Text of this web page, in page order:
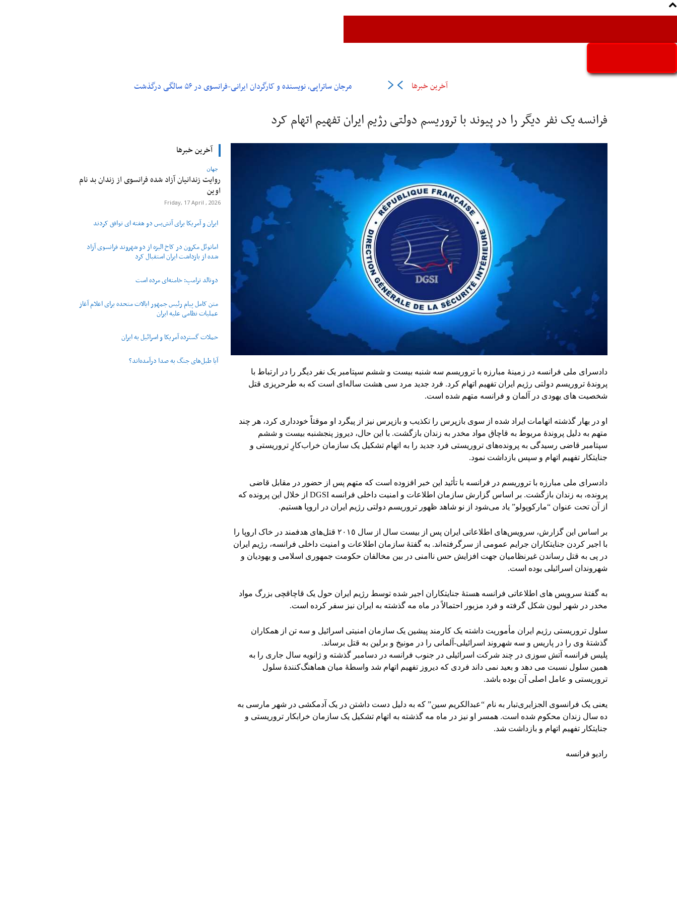
آخرین خبرها مرجان ساتراپی، نویسنده و کارگردان ایرانی-فرانسوی در ۵۶ سالگی درگذشت
فرانسه یک نفر دیگر را در پیوند با تروریسم دولتی رژیم ایران تفهیم اتهام کرد
دادسرای ملی فرانسه در زمینۀ مبارزه با تروریسم سه شنبه بیست و ششم سپتامبر یک نفر دیگر را در ارتباط با
پروندۀ تروریسم دولتی رژیم ایران تفهیم اتهام کرد. فرد جدید مرد سی هشت ساله‌ای است که به طرحریزی قتل
شخصیت های یهودی در آلمان و فرانسه متهم شده است.
او در بهار گذشته اتهامات ایراد شده از سوی بازپرس را تکذیب و بازپرس نیز از پیگرد او موقتاً خودداری کرد، هر چند
متهم به دلیل پروندۀ مربوط به قاچاق مواد مخدر به زندان بازگشت. با این حال، دیروز پنجشنبه بیست و ششم
سپتامبر قاضی رسیدگی به پرونده‌های تروریستی فرد جدید را به اتهام تشکیل یک سازمان خراب‌کارِ تروریستی و
جنایتکار تفهیم اتهام و سپس بازداشت نمود.
دادسرای ملی مبارزه با تروریسم در فرانسه با تأئید این خبر افزوده است که متهم پس از حضور در مقابل قاضی
پرونده، به زندان بازگشت. بر اساس گزارش سازمان اطلاعات و امنیت داخلی فرانسه DGSI از خلال این پرونده که
از آن تحت عنوان “مارکوپولو” یاد می‌شود از نو شاهد ظهور تروریسم دولتی رژیم ایران در اروپا هستیم.
بر اساس این گزارش، سرویس‌های اطلاعاتی ایران پس از بیست سال از سال ٢٠١٥ قتل‌های هدفمند در خاک اروپا را
با اجیر کردن جنایتکاران جرایم عمومی از سرگرفته‌اند. به گفتۀ سازمان اطلاعات و امنیت داخلی فرانسه، رژیم ایران
در پی به قتل رساندن غیرنظامیان جهت افزایش حس ناامنی در بین مخالفان حکومت جمهوری اسلامی و یهودیان و
شهروندان اسرائیلی بوده است.
به گفتۀ سرویس های اطلاعاتی فرانسه هستۀ جنایتکاران اجیر شده توسط رژیم ایران حول یک قاچاقچی بزرگ مواد
مخدر در شهر لیون شکل گرفته و فرد مزبور احتمالاً در ماه مه گذشته به ایران نیز سفر کرده است.
سلول تروریستی رژیم ایران مأموریت داشته یک کارمند پیشین یک سازمان امنیتی اسرائیل و سه تن از همکاران
گذشتۀ وی را در پاریس و سه شهروند اسرائیلی-آلمانی را در مونیخ و برلین به قتل برساند.
پلیس فرانسه آتش سوزی در چند شرکت اسرائیلی در جنوب فرانسه در دسامبر گذشته و ژانویه سال جاری را به
همین سلول نسبت می دهد و بعید نمی داند فردی که دیروز تفهیم اتهام شد واسطۀ میان هماهنگ‌کنندۀ سلول
تروریستی و عامل اصلی آن بوده باشد.
یعنی یک فرانسوی الجزایری‌تبار به نام “عبدالکریم سین” که به دلیل دست داشتن در یک آدمکشی در شهر مارسی به
ده سال زندان محکوم شده است. همسر او نیز در ماه مه گذشته به اتهام تشکیل یک سازمان خرابکار تروریستی و
جنایتکار تفهیم اتهام و بازداشت شد.
رادیو فرانسه
آخرین خبرها
جهان
روایت زندانیان آزاد شده فرانسوی از زندان ‌بد نام
اوین
Friday, 17 April , 2026
ایران و آمریکا برای آتش‌بس دو هفته‌ ای توافق کردند
امانوئل مکرون در کاخ الیزه از دو شهروند فرانسوی آزاد
شده از بازداشت ایران استقبال کرد
دونالد ترامپ: خامنه‌ای مرده است
متن کامل پیام رئیس جمهور ایالات متحده برای اعلام آغاز
عملیات نظامی علیه ایران
حملات گسترده آمریکا و اسرائیل به ایران
آیا طبل‌های جنگ به صدا درآمده‌اند؟